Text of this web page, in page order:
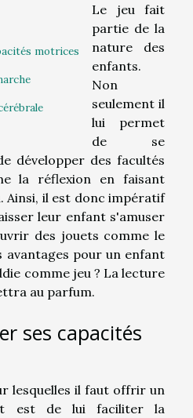
motrices
Le jeu fait
partie de la
nature des
enfants.
Non
seulement il
lui permet
de se
développer des facultés
la réflexion en faisant
Ainsi, il est donc impératif
leur enfant s'amuser
des jouets comme le
avantages pour un enfant
comme jeu ? La lecture
au parfum.
ses capacités
lesquelles il faut offrir un
est de lui faciliter la